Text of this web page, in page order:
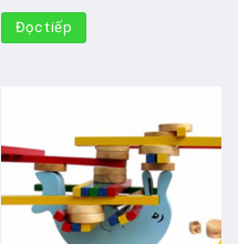
Đọc tiếp